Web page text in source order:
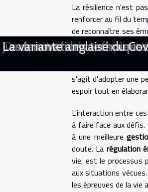
La résilience n'est
renforcer au fil du
de reconnaître ses
soutien, qu'ils soient
construction de cette
s'agit d'adopter une
espoir tout en
L'interaction entre
à faire face aux
à une meilleure
doute. La régulation
vie, est le processus
aux situations
les épreuves de la vie
Voyager léger : mythe ou
Tarification flexible pour
Santé mentale au travail
Les impacts à long terme
Exercices de respiration
Santé dentaire et
Guide complet des soins
Les risques et contre-
Indemnisation et frais
L'impact des jouets
Les dernières avancées
Comment l'éveil spirituel
Les avantages et risques
Quels examens faut-il
Comprendre les tampons
Quels sont les bienfaits du
Jus de citron le matin :
Les Innovations
La variante anglaise du